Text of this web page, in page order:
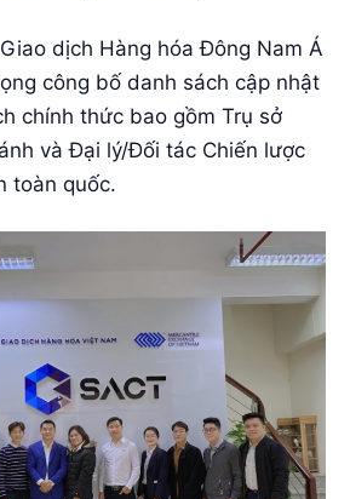
dịch Hàng hóa Đông Nam Á
công bố danh sách cập nhật
chính thức bao gồm Trụ sở
và Đại lý/Đối tác Chiến lược
toàn quốc.